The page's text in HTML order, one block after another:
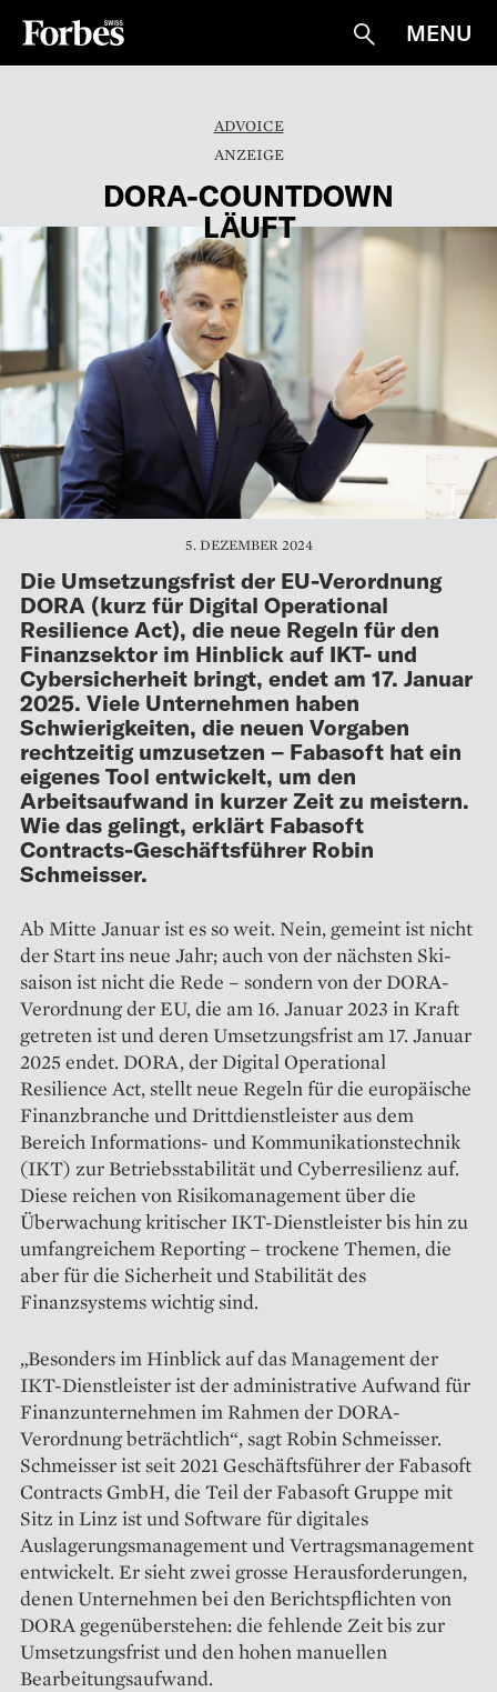
Suche
MENU
ADVOICE
DORA-­COUNTDOWN
LÄUFT
5. DEZEMBER 2024
Die Umsetzungsfrist der EU-Verordnung
DORA (kurz für Digital Operational
Resilience Act), die neue Regeln für den
Finanzsektor im Hinblick auf IKT- und
Cybersicherheit bringt, endet am 17. Januar
2025. Viele Unternehmen haben
Schwierigkeiten, die neuen Vorgaben
rechtzeitig umzusetzen – Fabasoft hat ein
eigenes Tool entwickelt, um den
Arbeitsaufwand in kurzer Zeit zu meistern.
Wie das gelingt, erklärt Fabasoft
Contracts-Geschäftsführer Robin
Schmeisser.
Ab Mitte Januar ist es so weit. Nein, gemeint ist nicht
der Start ins neue Jahr; auch von der nächsten Ski­
saison ist nicht die Rede – sondern von der DORA-
Verordnung der EU, die am 16. Januar 2023 in Kraft
getreten ist und deren Umsetzungsfrist am 17. Januar
2025 endet. DORA, der Digital Operational
Resilience Act, stellt neue Regeln für die europäische
Finanzbranche und Drittdienstleister aus dem
Bereich Informations- und Kommunikationstechnik
(IKT) zur Betriebsstabilität und ­Cyberresilienz auf.
Diese reichen von Risiko­management über die
Überwachung kritischer IKT-Dienstleister bis hin zu
umfangreichem Reporting – trockene Themen, die
aber für die Sicherheit und Stabilität des
Finanzsystems wichtig sind.
„Besonders im Hinblick auf das Management der
IKT-Dienstleister ist der administrative Aufwand für
Finanzunternehmen im Rahmen der DORA-
Verordnung beträchtlich“, sagt Robin Schmeisser.
Schmeisser ist seit 2021 Geschäftsführer der Fabasoft
Contracts GmbH, die Teil der Fabasoft Gruppe mit
Sitz in Linz ist und Software für digitales
Auslagerungsmanagement und Vertragsmanagement
entwickelt. Er sieht zwei grosse Herausforderungen,
denen Unter­nehmen bei den Berichts­pflichten von
DORA gegenüberstehen: die fehlende Zeit bis zur
Umsetzungsfrist und den hohen manuellen
Bearbeitungsaufwand.